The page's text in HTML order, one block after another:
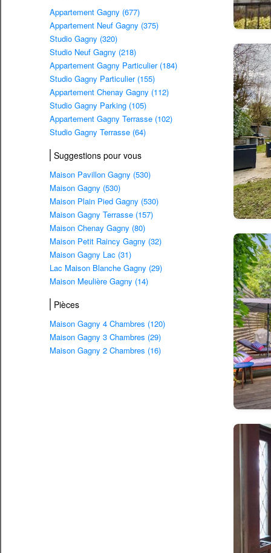
Appartement Gagny (677)
Appartement Neuf Gagny (375)
Studio Gagny (320)
Studio Neuf Gagny (218)
Appartement Gagny Particulier (184)
Studio Gagny Particulier (155)
Appartement Chenay Gagny (112)
Studio Gagny Parking (105)
Appartement Gagny Terrasse (102)
Studio Gagny Terrasse (64)
Suggestions pour vous
Maison Pavillon Gagny (530)
Maison Gagny (530)
Maison Plain Pied Gagny (530)
Maison Gagny Terrasse (157)
Maison Chenay Gagny (80)
Maison Petit Raincy Gagny (32)
Maison Gagny Lac (31)
Lac Maison Blanche Gagny (29)
Maison Meulière Gagny (14)
Pièces
Maison Gagny 4 Chambres (120)
Maison Gagny 3 Chambres (29)
Maison Gagny 2 Chambres (16)